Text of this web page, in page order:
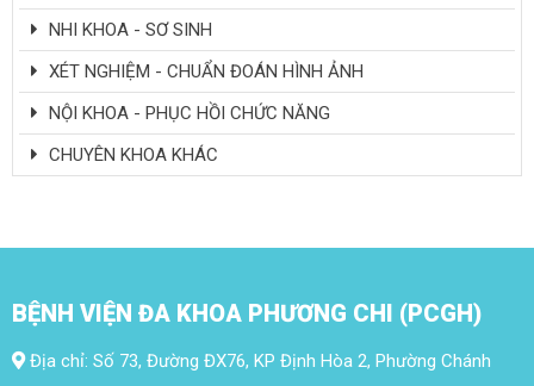
NHI KHOA - SƠ SINH
XÉT NGHIỆM - CHUẨN ĐOÁN HÌNH ẢNH
NỘI KHOA - PHỤC HỒI CHỨC NĂNG
CHUYÊN KHOA KHÁC
BỆNH VIỆN ĐA KHOA PHƯƠNG CHI (PCGH)
Địa chỉ: Số 73, Đường ĐX76, KP Định Hòa 2, Phường Chánh